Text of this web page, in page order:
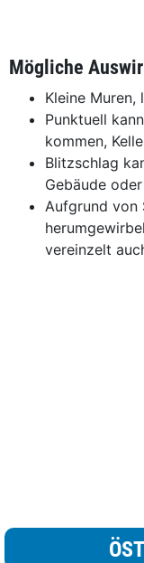
Mögliche
Kleine
Punktuell
kommen,
Blitzschlag
Gebäude
Aufgrund von
vereinzelt